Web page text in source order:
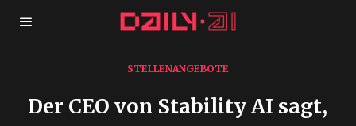
STELLENANGEBOTE
Der CEO von Stability AI sagt,